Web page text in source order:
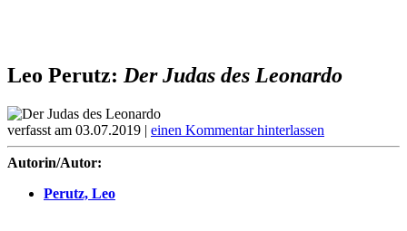
Leo Perutz: Der Judas des Leonardo
verfasst am 03.07.2019 | einen Kommentar hinterlassen
Autorin/Autor:
Perutz, Leo